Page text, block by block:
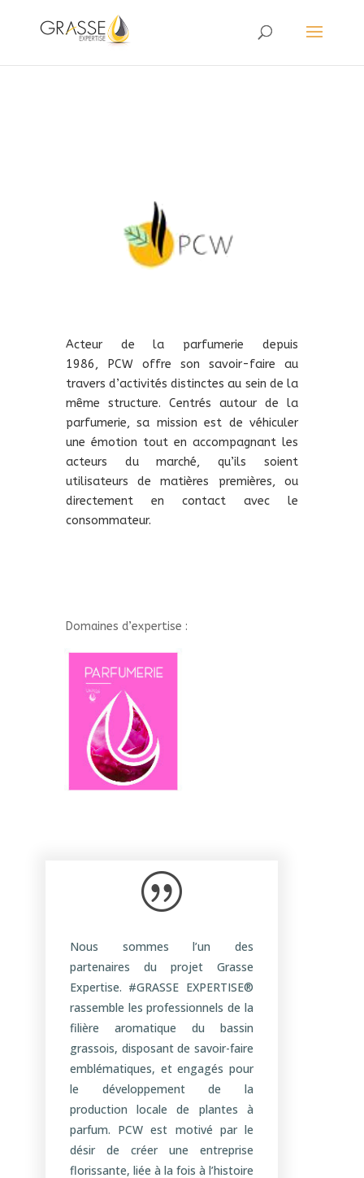
Acteur de la parfumerie depuis
1986, PCW offre son savoir-faire au
travers d’activités distinctes au sein de la
même structure. Centrés autour de la
parfumerie, sa mission est de véhiculer
une émotion tout en accompagnant les
acteurs du marché, qu’ils soient
utilisateurs de matières premières, ou
directement en contact avec le
consommateur.
Domaines d’expertise :
|
Nous sommes l’un des
partenaires du projet Grasse
Expertise. #GRASSE EXPERTISE®
rassemble les professionnels de la
filière aromatique du bassin
grassois, disposant de savoir-faire
emblématiques, et engagés pour
le développement de la
production locale de plantes à
parfum. PCW est motivé par le
désir de créer une entreprise
florissante, liée à la fois à l’histoire